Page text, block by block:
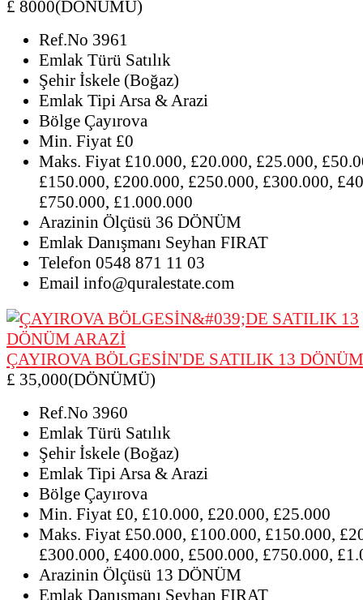
£ 8000(DÖNÜMÜ)
Ref.No 3961
Emlak Türü Satılık
Şehir İskele (Boğaz)
Emlak TipiArsa & Arazi
Bölge Çayırova
Min. Fiyat £0
Maks. Fiyat £10.000, £20.000, £25.000,
£150.000, £200.000, £250.000, £300.000,
£750.000, £1.000.000
Arazinin Ölçüsü 36 DÖNÜM
Emlak Danışmanı Seyhan FIRAT
Telefon 0548 871 11 03
Email info@quralestate.com
ÇAYIROVA BÖLGESİN'DE SATILIK 13
£ 35,000(DÖNÜMÜ)
Ref.No 3960
Emlak Türü Satılık
Şehir İskele (Boğaz)
Emlak Tipi Arsa & Arazi
Bölge Çayırova
Min. Fiyat £0, £10.000, £20.000, £25.000
Maks. Fiyat £50.000, £100.000, £150.000,
£300.000, £400.000, £500.000, £750.000,
Arazinin Ölçüsü 13 DÖNÜM
Emlak Danışmanı Seyhan FIRAT